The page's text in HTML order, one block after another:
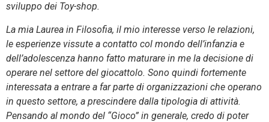
sviluppo dei Toy-shop.
La mia Laurea in Filosofia, il mio interesse verso le relazioni,
le esperienze vissute a contatto col mondo dell’infanzia e
dell’adolescenza hanno fatto maturare in me la decisione di
operare nel settore del giocattolo. Sono quindi fortemente
interessata a entrare a far parte di organizzazioni che operano
in questo settore, a prescindere dalla tipologia di attività.
Pensando al mondo del “Gioco” in generale, credo di poter